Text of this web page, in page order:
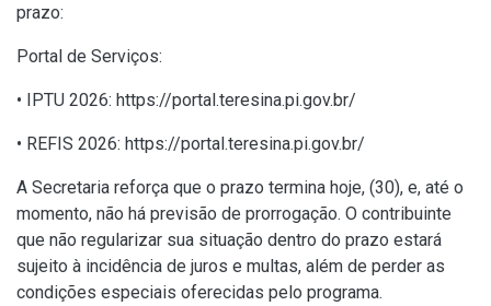
prazo:
Portal de Serviços:
• IPTU 2026: https://portal.teresina.pi.gov.br/
• REFIS 2026: https://portal.teresina.pi.gov.br/
A Secretaria reforça que o prazo termina hoje, (30), e, até o
momento, não há previsão de prorrogação. O contribuinte
que não regularizar sua situação dentro do prazo estará
sujeito à incidência de juros e multas, além de perder as
condições especiais oferecidas pelo programa.